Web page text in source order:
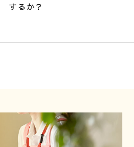
するか？